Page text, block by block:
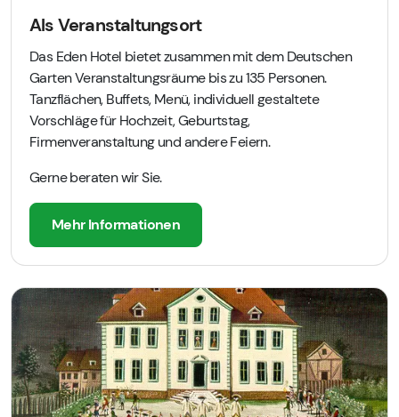
Als Veranstaltungsort
Das Eden Hotel bietet zusammen mit dem Deutschen
Garten Veranstaltungsräume bis zu 135 Personen.
Tanzflächen, Buffets, Menü, individuell gestaltete
Vorschläge für Hochzeit, Geburtstag,
Firmenveranstaltung und andere Feiern.
Gerne beraten wir Sie.
Mehr Informationen